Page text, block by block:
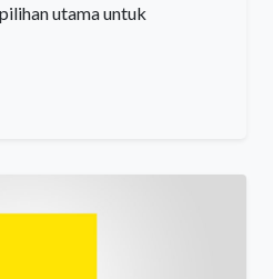
utama untuk